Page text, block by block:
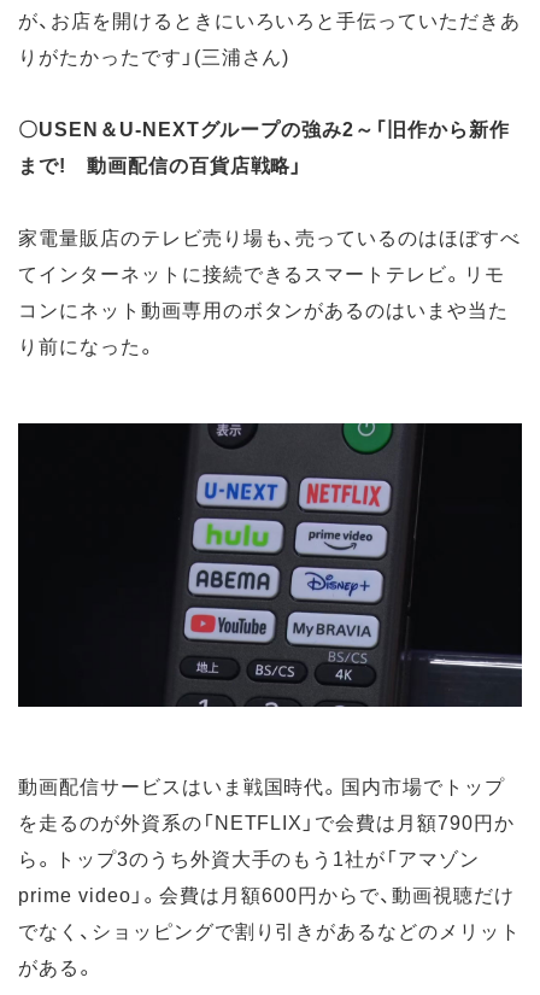
が、お店を開けるときにいろいろと手伝っていただきあ
りがたかったです」(三浦さん)
〇USEN＆U-NEXTグループの強み2～「旧作から新作
まで! 動画配信の百貨店戦略」
家電量販店のテレビ売り場も、売っているのはほぼすべ
てインターネットに接続できるスマートテレビ。リモ
コンにネット動画専用のボタンがあるのはいまや当た
り前になった。
動画配信サービスはいま戦国時代。国内市場でトップ
を走るのが外資系の「NETFLIX」で会費は月額790円か
ら。トップ3のうち外資大手のもう1社が「アマゾン
prime video」。会費は月額600円からで、動画視聴だけ
でなく、ショッピングで割り引きがあるなどのメリット
がある。